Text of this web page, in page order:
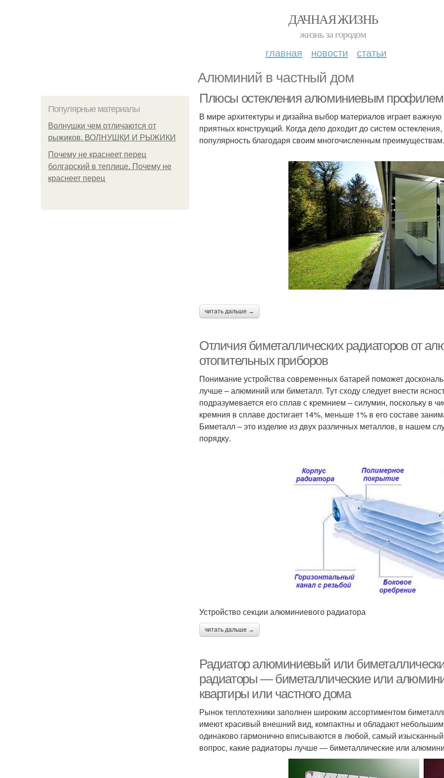
ДАЧНАЯ ЖИЗНЬ
жизнь за городом
главная новости статьи
Алюминий в частный дом
Популярные материалы
Волнушки чем отличаются от
рыжиков. ВОЛНУШКИ И РЫЖИКИ
Почему не краснеет перец
болгарский в теплице. Почему не
краснеет перец
Плюсы остекления алюминиевым профилем
В мире архитектуры и дизайна выбор материалов играет
приятных конструкций. Когда дело доходит до систем
популярность благодаря своим многочисленным преимуществам.
читать дальше →
Отличия биметаллических радиаторов от
отопительных приборов
Понимание устройства современных батарей поможет
лучше – алюминий или биметалл. Тут сходу следует внести
подразумевается его сплав с кремнием – силумин, поскольку в
кремния в сплаве достигает 14%, меньше 1% в его составе
Биметалл – это изделие из двух различных металлов, в нашем
порядку.
Устройство секции алюминиевого радиатора
читать дальше →
Радиатор алюминиевый или
радиаторы — биметаллические или
квартиры или частного дома
Рынок теплотехники заполнен широким ассортиментом
имеют красивый внешний вид, компактны и обладают
одинаково гармонично вписываются в любой, самый
вопрос, какие радиаторы лучше — биметаллические или